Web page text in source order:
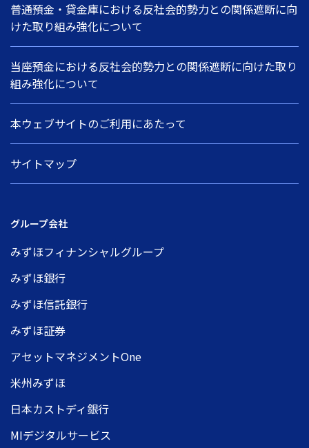
普通預金・貸金庫における反社会的勢力との関係遮断に向
けた取り組み強化について
当座預金における反社会的勢力との関係遮断に向けた取り
組み強化について
本ウェブサイトのご利用にあたって
サイトマップ
グループ会社
みずほフィナンシャルグループ
みずほ銀行
みずほ信託銀行
みずほ証券
アセットマネジメントOne
米州みずほ
日本カストディ銀行
MIデジタルサービス